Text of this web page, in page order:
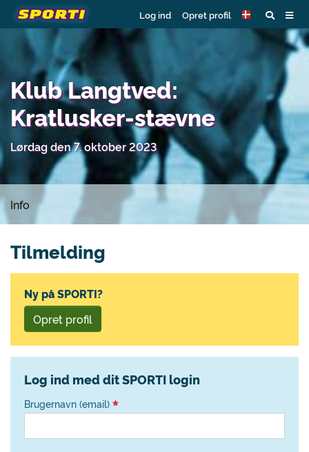
Log ind Opret profil
Klub Langtved:
Kratlusker-stævne
Lørdag den 7. oktober 2023
Info
Tilmelding
Ny på SPORTI?
Opret profil
Log ind med dit SPORTI login
Brugernavn (email)